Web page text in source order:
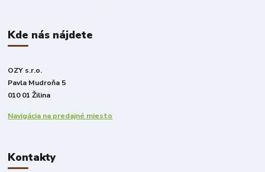
Kde nás nájdete
OZY s.r.o.
Pavla Mudroňa 5
010 01 Žilina
Navigácia na predajné miesto
Kontakty